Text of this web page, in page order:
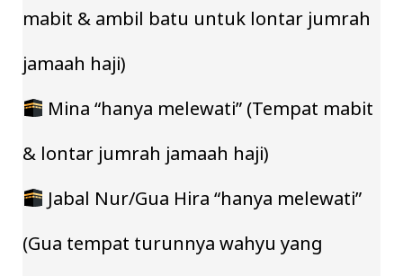
mabit & ambil batu untuk lontar jumrah
jamaah haji)
Mina “hanya melewati” (Tempat mabit
& lontar jumrah jamaah haji)
Jabal Nur/Gua Hira “hanya melewati”
(Gua tempat turunnya wahyu yang